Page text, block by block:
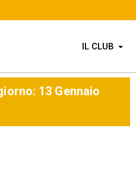
IL CLUB
13 Gennaio